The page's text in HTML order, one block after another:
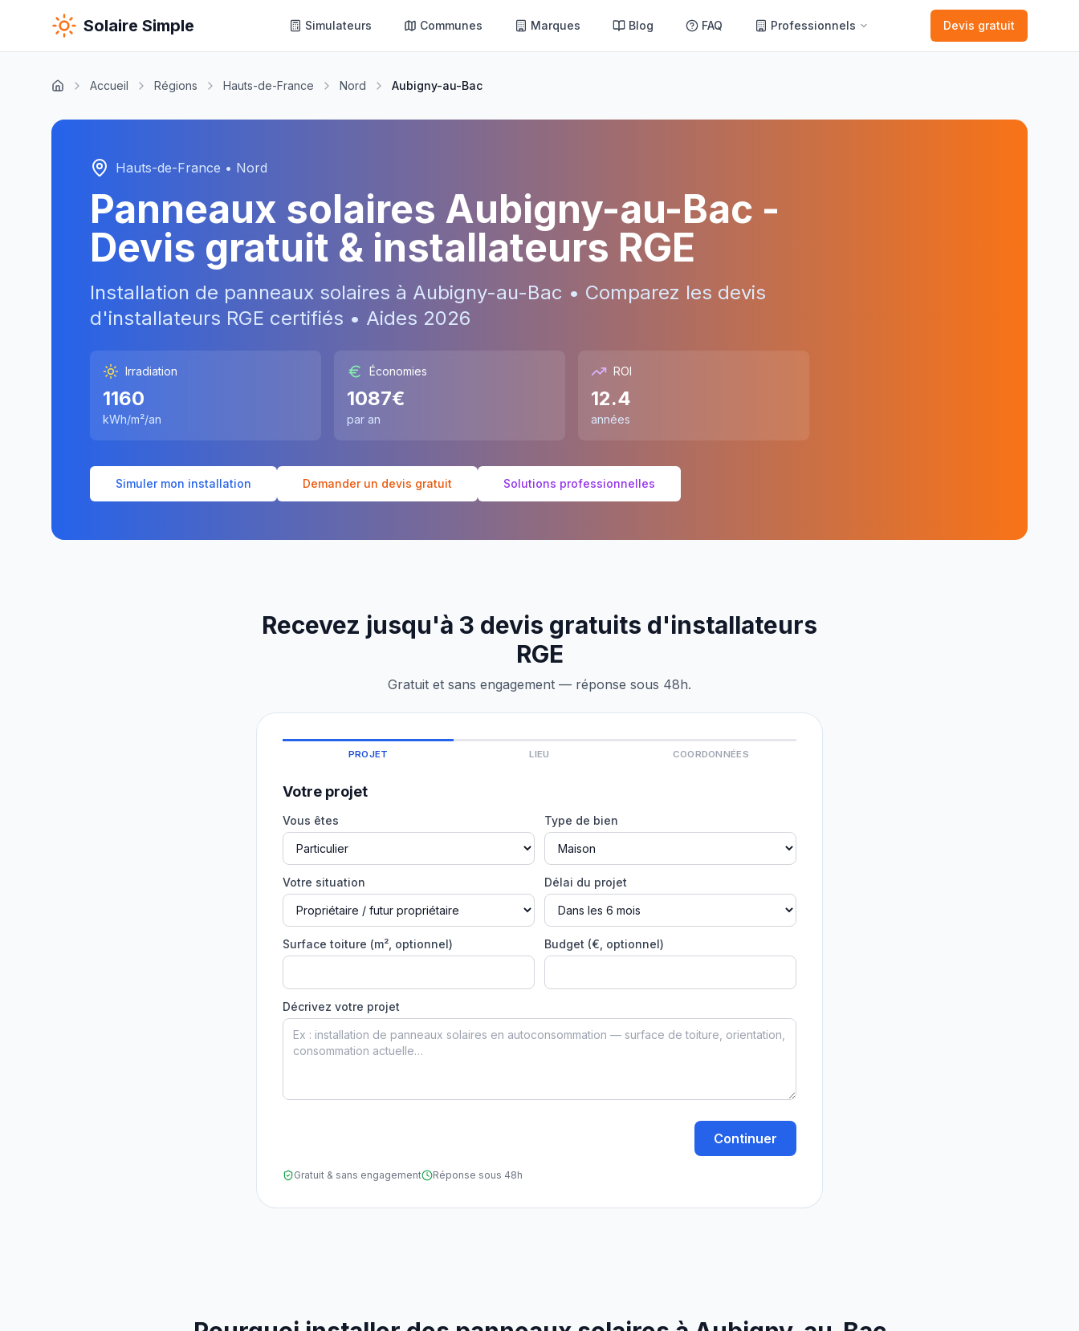
Solaire Simple Simulateurs Communes Marques Blog FAQ Professionnels Devis gratuit
Accueil Régions Hauts-de-France Nord Aubigny-au-Bac
Hauts-de-France • Nord
Panneaux solaires Aubigny-au-Bac -
Devis gratuit & installateurs RGE
Installation de panneaux solaires à Aubigny-au-Bac • Comparez les devis
d'installateurs RGE certifiés • Aides 2026
Irradiation
1160
kWh/m²/an
Économies
1087€
par an
ROI
12.4
années
Simuler mon installation Demander un devis gratuit Solutions professionnelles
Recevez jusqu'à 3 devis gratuits d'installateurs
RGE
Gratuit et sans engagement — réponse sous 48h.
PROJET LIEU COORDONNÉES
Votre projet
Vous êtes Type de bien
Votre situation Délai du projet
Surface toiture (m², optionnel) Budget (€, optionnel)
Décrivez votre projet
Continuer
Gratuit & sans engagement Réponse sous 48h